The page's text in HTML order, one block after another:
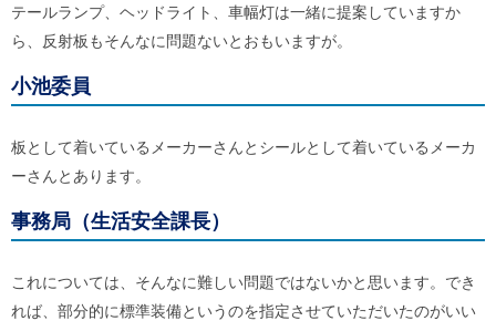
テールランプ、ヘッドライト、車幅灯は一緒に提案していますか
ら、反射板もそんなに問題ないとおもいますが。
小池委員
板として着いているメーカーさんとシールとして着いているメーカ
ーさんとあります。
事務局（生活安全課長）
これについては、そんなに難しい問題ではないかと思います。でき
れば、部分的に標準装備というのを指定させていただいたのがいい